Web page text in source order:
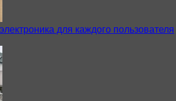
для каждого пользователя